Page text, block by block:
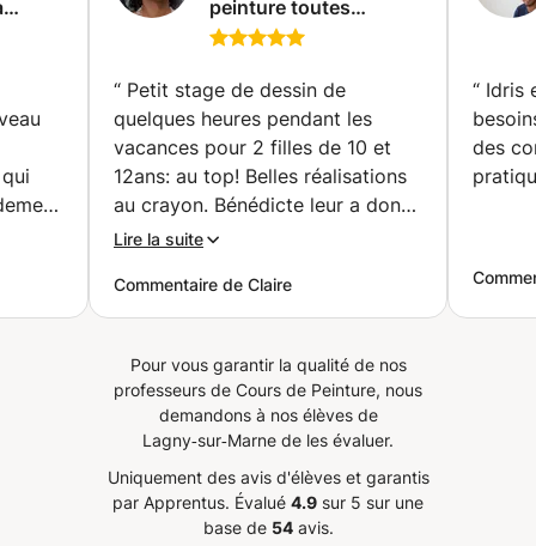
départ, aventurez-vous et découvrez-le sous différents
angles et façons de l'exprimer. Mais soyez également
peuvent changer et qu'à mesure qu'ils changent, nous
devons rester honnêtes et réagir en conséquence afin que
notre langage artistique puisse également grandir.) Des
questions ? N'hésitez pas à m'envoyer un message ! Je
peux vous proposer un cours sur mesure.
peinture toutes
techniques dans mon
ou online (Lagny-sur-
Marne)
“ Petit stage de dessin de
quelques heures pendant les
vacances pour 2 filles de 10 et
12ans: au top! Belles réalisations
au crayon. Bénédicte leur a donné
envie de continuer. Je
Lire la suite
Commentaire de Claire
“ Idris
des
Pour vous garantir la qualité de nos
professeurs de Cours de Peinture, nous
demandons à nos élèves de
Lagny‑sur‑Marne de les évaluer.
Uniquement des avis d'élèves et garantis
par Apprentus. Évalué 4.9 sur 5 sur une
base de 54avis.